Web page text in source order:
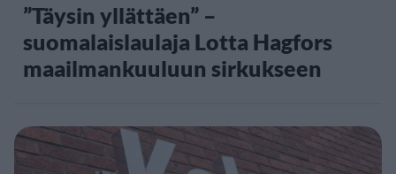
”Täysin yllättäen” –
suomalaislaulaja Lotta Hagfors
maailmankuuluun sirkukseen